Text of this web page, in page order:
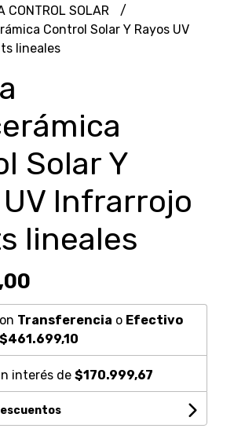
CONTROL SOLAR
Control Solar Y Rayos UV
lineales
Solar Y
UV Infrarrojo
lineales
Transferencia o Efectivo
$461.699,10
interés de $170.999,67